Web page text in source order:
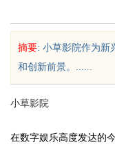
摘要: 小草影院作为新
和创新前景。......
小草影院
在数字娱乐高度发达的
引领影视娱乐新时代的先